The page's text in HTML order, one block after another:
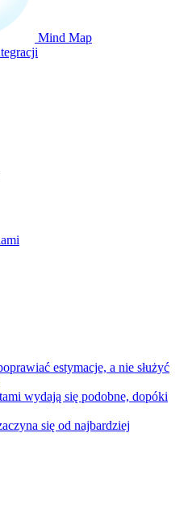
Mind Map
estymacje, a nie służyć
wydają się podobne, dopóki
się od najbardziej